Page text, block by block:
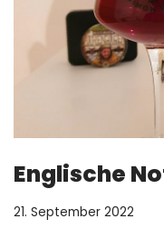
Englische
21. September 2022